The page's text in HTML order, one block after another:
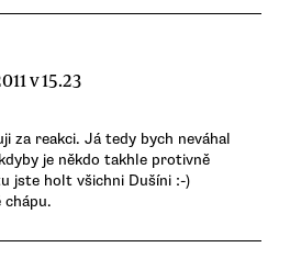
v 15.23
za reakci. Já tedy bych neváhal
je někdo takhle protivně
jste holt všichni Dušíni :-)
chápu.